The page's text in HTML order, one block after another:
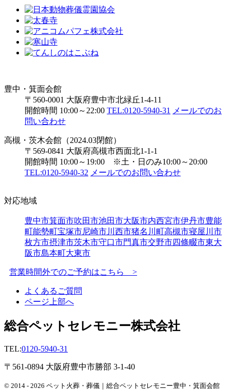
豊中・箕面会館
〒560-0001 大阪府豊中市北緑丘1-4-11
開館時間 10:00～22:00 TEL:0120-5940-31
メールでのお
問い合わせ
高槻・茨木会館（2024.03閉館）
〒569-0841 大阪府高槻市西面北1-1-1
開館時間 10:00～19:00 ※土・日のみ10:00～20:00
TEL:0120-5940-32 メールでのお問い合わせ
対応地域
豊中市箕面市吹田市池田市大阪市内西宮市伊丹市豊能
町能勢町宝塚市尼崎市川西市猪名川町高槻市寝屋川市
枚方市摂津市茨木市守口市門真市交野市四條畷市東大
阪市島本町大東市
営業時間外でのご予約はこちら >
よくあるご質問
ページ上部へ
総合ペットセレモニー株式会社
TEL:0120-5940-31
〒561-0894 大阪府豊中市勝部 3-1-40
© 2014 - 2026 ペット火葬・葬儀｜総合ペットセレモニー豊中・箕面会館